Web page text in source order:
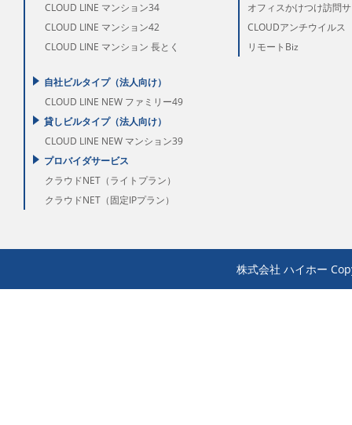
CLOUD LINE マンション34
CLOUD LINE マンション42
CLOUD LINE マンション 長とく
自社ビルタイプ（法人向け）
CLOUD LINE NEW ファミリー49
貸しビルタイプ（法人向け）
CLOUD LINE NEW マンション39
プロバイダサービス
クラウドNET（ライトプラン）
クラウドNET（固定IPプラン）
オフィスかけつけ訪問
CLOUDアンチウイルス
リモートBiz
株式会社 ハイホー